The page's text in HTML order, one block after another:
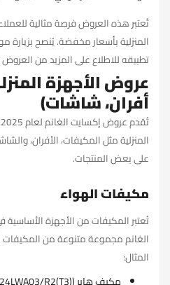
تُعتبر هذه العروض فرصة مثالية
المنزلية بأسعار مخفضة. يُنصح بزيارة
تطبيقه للاطلاع على المزيد من
عروض الأجهزة
أفران، شاشات)
على بعض المنتجات.
مكيفات الهواء
تُعتبر المكيفات من الأجهزة
الغانم مجموعة متنوعة من
المثال: